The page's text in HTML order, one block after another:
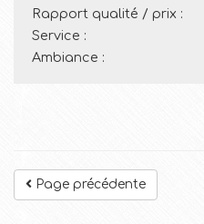
Rapport qualité / prix :
Service :
Ambiance :
Page précédente